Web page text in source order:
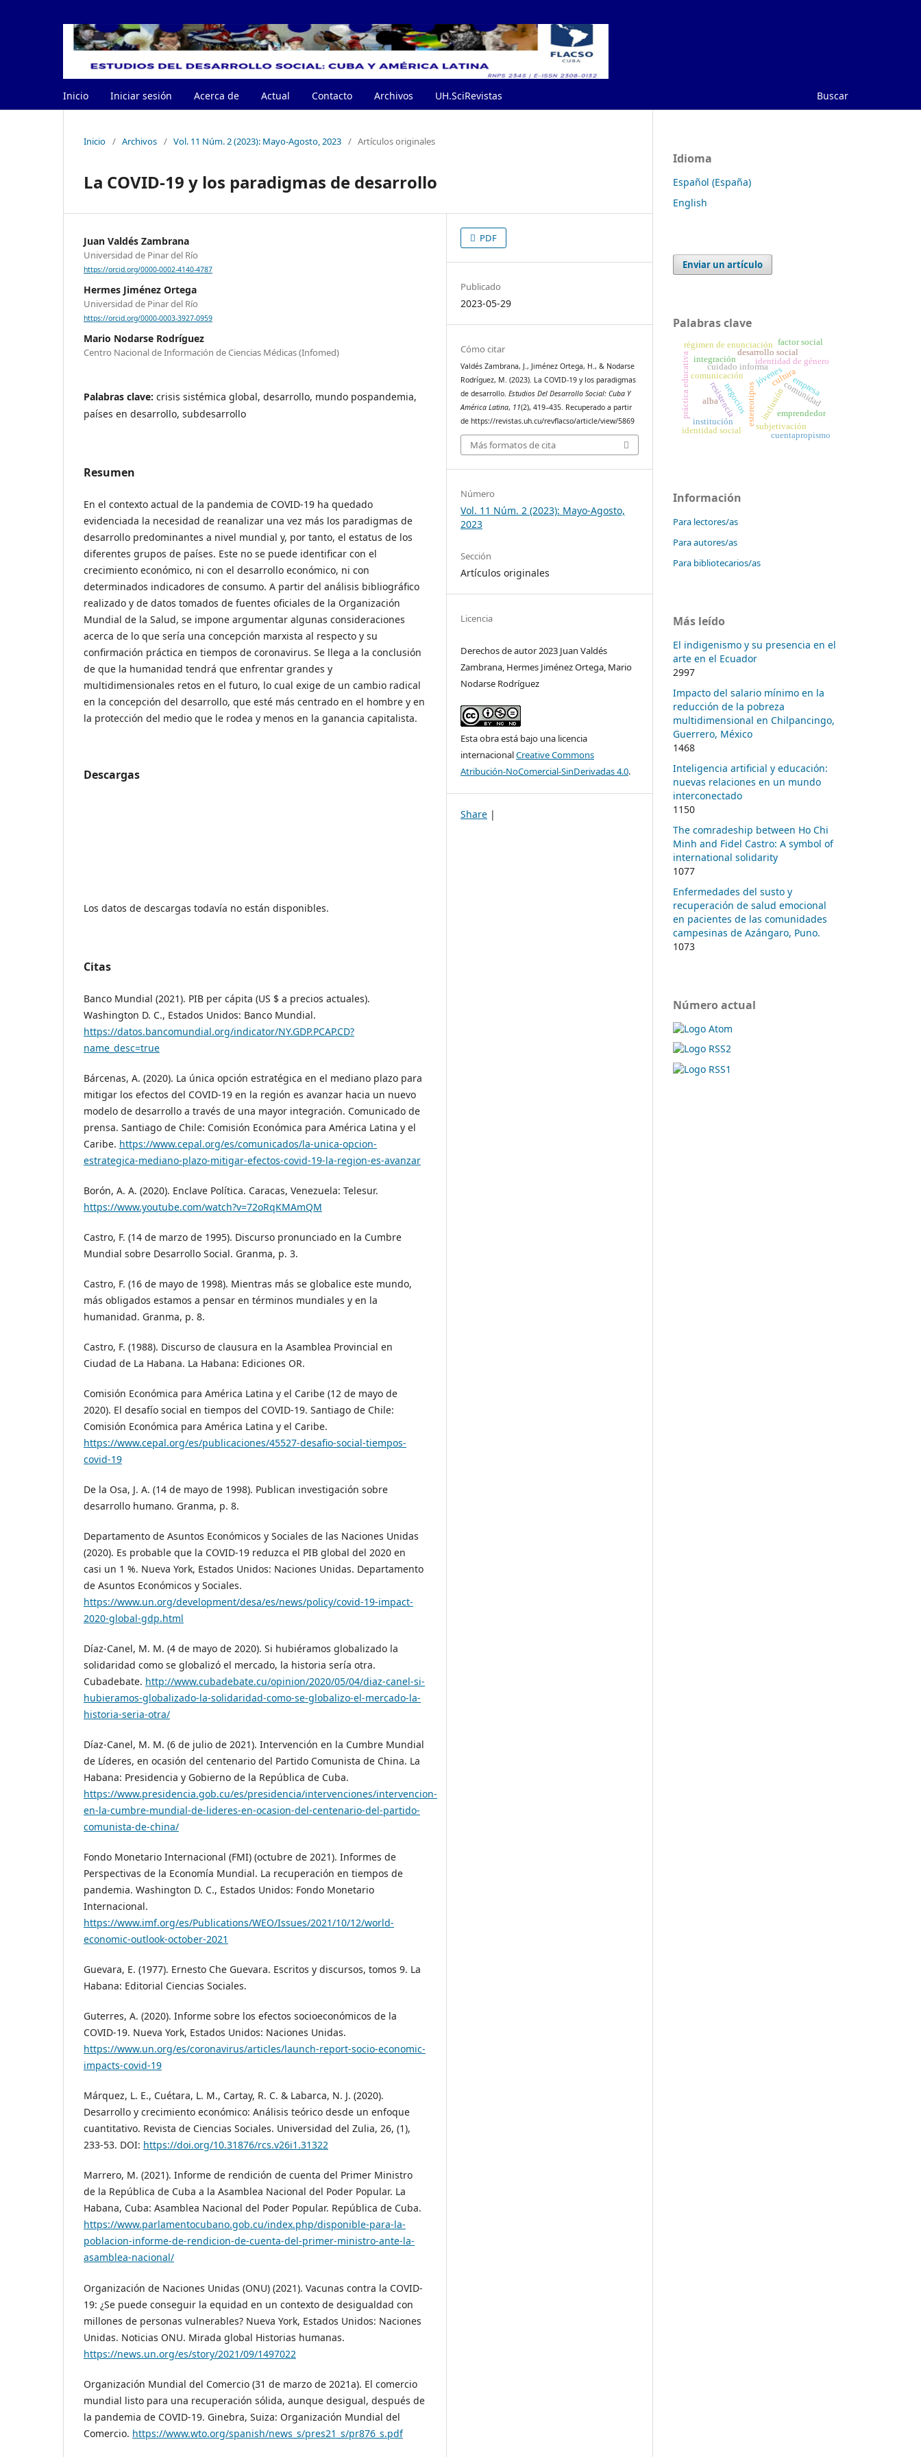
Inicio Iniciar sesión Acerca de Actual Contacto Archivos UH.SciRevistas Buscar
Inicio / Archivos / Vol. 11 Núm. 2 (2023): Mayo-Agosto, 2023 / Artículos originales
La COVID-19 y los paradigmas de desarrollo
Juan Valdés Zambrana
Universidad de Pinar del Río
https://orcid.org/0000-0002-4140-4787
Hermes Jiménez Ortega
Universidad de Pinar del Río
https://orcid.org/0000-0003-3927-0959
Mario Nodarse Rodríguez
Centro Nacional de Información de Ciencias Médicas (Infomed)
Palabras clave: crisis sistémica global, desarrollo, mundo pospandemia,
países en desarrollo, subdesarrollo
Resumen
En el contexto actual de la pandemia de COVID-19 ha quedado
evidenciada la necesidad de reanalizar una vez más los paradigmas de
desarrollo predominantes a nivel mundial y, por tanto, el estatus de los
diferentes grupos de países. Este no se puede identificar con el
crecimiento económico, ni con el desarrollo económico, ni con
determinados indicadores de consumo. A partir del análisis bibliográfico
realizado y de datos tomados de fuentes oficiales de la Organización
Mundial de la Salud, se impone argumentar algunas consideraciones
acerca de lo que sería una concepción marxista al respecto y su
confirmación práctica en tiempos de coronavirus. Se llega a la conclusión
de que la humanidad tendrá que enfrentar grandes y
multidimensionales retos en el futuro, lo cual exige de un cambio radical
en la concepción del desarrollo, que esté más centrado en el hombre y en
la protección del medio que le rodea y menos en la ganancia capitalista.
Descargas
Los datos de descargas todavía no están disponibles.
Citas
Banco Mundial (2021). PIB per cápita (US $ a precios actuales).
Washington D. C., Estados Unidos: Banco Mundial.
https://datos.bancomundial.org/indicator/NY.GDP.PCAP.CD?
name_desc=true
Bárcenas, A. (2020). La única opción estratégica en el mediano plazo para
mitigar los efectos del COVID-19 en la región es avanzar hacia un nuevo
modelo de desarrollo a través de una mayor integración. Comunicado de
prensa. Santiago de Chile: Comisión Económica para América Latina y el
Caribe. https://www.cepal.org/es/comunicados/la-unica-opcion-
estrategica-mediano-plazo-mitigar-efectos-covid-19-la-region-es-avanzar
Borón, A. A. (2020). Enclave Política. Caracas, Venezuela: Telesur.
https://www.youtube.com/watch?v=72oRqKMAmQM
Castro, F. (14 de marzo de 1995). Discurso pronunciado en la Cumbre
Mundial sobre Desarrollo Social. Granma, p. 3.
Castro, F. (16 de mayo de 1998). Mientras más se globalice este mundo,
más obligados estamos a pensar en términos mundiales y en la
humanidad. Granma, p. 8.
Castro, F. (1988). Discurso de clausura en la Asamblea Provincial en
Ciudad de La Habana. La Habana: Ediciones OR.
Comisión Económica para América Latina y el Caribe (12 de mayo de
2020). El desafío social en tiempos del COVID-19. Santiago de Chile:
Comisión Económica para América Latina y el Caribe.
https://www.cepal.org/es/publicaciones/45527-desafio-social-tiempos-
covid-19
De la Osa, J. A. (14 de mayo de 1998). Publican investigación sobre
desarrollo humano. Granma, p. 8.
Departamento de Asuntos Económicos y Sociales de las Naciones Unidas
(2020). Es probable que la COVID-19 reduzca el PIB global del 2020 en
casi un 1 %. Nueva York, Estados Unidos: Naciones Unidas. Departamento
de Asuntos Económicos y Sociales.
https://www.un.org/development/desa/es/news/policy/covid-19-impact-
2020-global-gdp.html
Díaz-Canel, M. M. (4 de mayo de 2020). Si hubiéramos globalizado la
solidaridad como se globalizó el mercado, la historia sería otra.
Cubadebate. http://www.cubadebate.cu/opinion/2020/05/04/diaz-canel-si-
hubieramos-globalizado-la-solidaridad-como-se-globalizo-el-mercado-la-
historia-seria-otra/
Díaz-Canel, M. M. (6 de julio de 2021). Intervención en la Cumbre Mundial
de Líderes, en ocasión del centenario del Partido Comunista de China. La
Habana: Presidencia y Gobierno de la República de Cuba.
https://www.presidencia.gob.cu/es/presidencia/intervenciones/intervencion-
en-la-cumbre-mundial-de-lideres-en-ocasion-del-centenario-del-partido-
comunista-de-china/
Fondo Monetario Internacional (FMI) (octubre de 2021). Informes de
Perspectivas de la Economía Mundial. La recuperación en tiempos de
pandemia. Washington D. C., Estados Unidos: Fondo Monetario
Internacional.
https://www.imf.org/es/Publications/WEO/Issues/2021/10/12/world-
economic-outlook-october-2021
Guevara, E. (1977). Ernesto Che Guevara. Escritos y discursos, tomos 9. La
Habana: Editorial Ciencias Sociales.
Guterres, A. (2020). Informe sobre los efectos socioeconómicos de la
COVID-19. Nueva York, Estados Unidos: Naciones Unidas.
https://www.un.org/es/coronavirus/articles/launch-report-socio-economic-
impacts-covid-19
Márquez, L. E., Cuétara, L. M., Cartay, R. C. & Labarca, N. J. (2020).
Desarrollo y crecimiento económico: Análisis teórico desde un enfoque
cuantitativo. Revista de Ciencias Sociales. Universidad del Zulia, 26, (1),
233-53. DOI: https://doi.org/10.31876/rcs.v26i1.31322
Marrero, M. (2021). Informe de rendición de cuenta del Primer Ministro
de la República de Cuba a la Asamblea Nacional del Poder Popular. La
Habana, Cuba: Asamblea Nacional del Poder Popular. República de Cuba.
https://www.parlamentocubano.gob.cu/index.php/disponible-para-la-
poblacion-informe-de-rendicion-de-cuenta-del-primer-ministro-ante-la-
asamblea-nacional/
Organización de Naciones Unidas (ONU) (2021). Vacunas contra la COVID-
19: ¿Se puede conseguir la equidad en un contexto de desigualdad con
millones de personas vulnerables? Nueva York, Estados Unidos: Naciones
Unidas. Noticias ONU. Mirada global Historias humanas.
https://news.un.org/es/story/2021/09/1497022
Organización Mundial del Comercio (31 de marzo de 2021a). El comercio
mundial listo para una recuperación sólida, aunque desigual, después de
la pandemia de COVID-19. Ginebra, Suiza: Organización Mundial del
Comercio. https://www.wto.org/spanish/news_s/pres21_s/pr876_s.pdf
PDF
Publicado
2023-05-29
Cómo citar
Valdés Zambrana, J., Jiménez Ortega, H., & Nodarse
Rodríguez, M. (2023). La COVID-19 y los paradigmas
de desarrollo.Estudios Del Desarrollo Social: Cuba Y
América Latina, 11(2), 419–435. Recuperado a partir
de https://revistas.uh.cu/revflacso/article/view/5869
Más formatos de cita
Número
Vol. 11 Núm. 2 (2023): Mayo-Agosto,
2023
Sección
Artículos originales
Licencia
Derechos de autor 2023 Juan Valdés
Zambrana, Hermes Jiménez Ortega, Mario
Nodarse Rodríguez
Esta obra está bajo una licencia
internacionalCreative Commons
Atribución-NoComercial-SinDerivadas 4.0.
Share |
Idioma
Español (España)
English
Enviar un artículo
Palabras clave
identidad de género
comunicación
estereotipos
cultura
inclusión
jóvenes
desarrollo social
comunidad
práctica educativa resistencia
institución
régimen de enunciación
subjetivación
cuidado informa
identidad social cuentapropismo
emprendedor
negocios empresa
alba
integración
factor social
Información
Para lectores/as
Para autores/as
Para bibliotecarios/as
Más leído
El indigenismo y su presencia en el
arte en el Ecuador
2997
Impacto del salario mínimo en la
reducción de la pobreza
multidimensional en Chilpancingo,
Guerrero, México
1468
Inteligencia artificial y educación:
nuevas relaciones en un mundo
interconectado
1150
The comradeship between Ho Chi
Minh and Fidel Castro: A symbol of
international solidarity
1077
Enfermedades del susto y
recuperación de salud emocional
en pacientes de las comunidades
campesinas de Azángaro, Puno.
1073
Número actual